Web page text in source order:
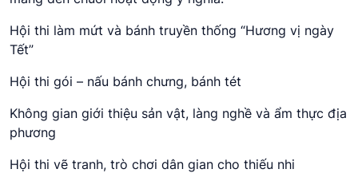
Hội thi làm mứt và bánh truyền thống “Hương vị ngày
Tết”
Hội thi gói – nấu bánh chưng, bánh tét
Không gian giới thiệu sản vật, làng nghề và ẩm thực địa
phương
Hội thi vẽ tranh, trò chơi dân gian cho thiếu nhi